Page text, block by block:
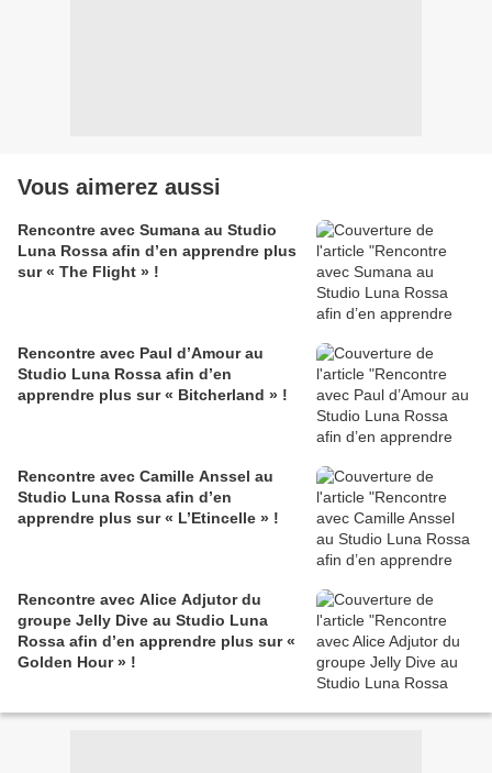
Vous aimerez aussi
Rencontre avec Sumana au Studio
Luna Rossa afin d’en apprendre plus
sur « The Flight » !
Rencontre avec Paul d’Amour au
Studio Luna Rossa afin d’en
apprendre plus sur « Bitcherland » !
Rencontre avec Camille Anssel au
Studio Luna Rossa afin d’en
apprendre plus sur « L’Etincelle » !
Rencontre avec Alice Adjutor du
groupe Jelly Dive au Studio Luna
Rossa afin d’en apprendre plus sur «
Golden Hour » !